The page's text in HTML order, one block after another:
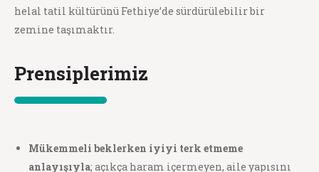
helal tatil kültürünü Fethiye’de sürdürülebilir bir
zemine taşımaktır.
Prensiplerimiz
Mükemmeli beklerken iyiyi terk etmeme
anlayışıyla; açıkça haram içermeyen, aile yapısını